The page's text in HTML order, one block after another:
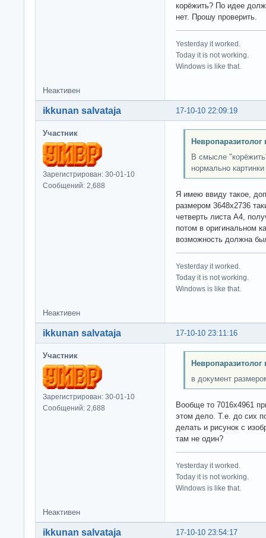
корёжить? По идее
нет. Прошу проверить.
Yesterday it worked.
Today it is not working.
Windows is like that.
Неактивен
17-10-10 22:09:19
ikkunan salvataja
Участник
Зарегистрирован: 30-01-10
Сообщений: 2,688
Невропаразитолог
В смысле
нормально
Я имею ввиду такое,
размером 3648х2736
четверть листа А4,
потом в оригинальном
возможность должна
Yesterday it worked.
Today it is not working.
Windows is like that.
Неактивен
17-10-10 23:11:16
ikkunan salvataja
Участник
Зарегистрирован: 30-01-10
Сообщений: 2,688
Невропаразитолог
в документ
Вообще то 7016х4961
этом дело. Т.е. до сих
делать и рисунок с
там не один?
Yesterday it worked.
Today it is not working.
Windows is like that.
Неактивен
17-10-10 23:54:17
ikkunan salvataja